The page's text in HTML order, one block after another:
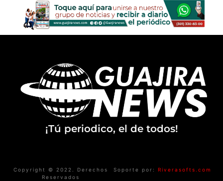
¡Tú periodico, el de todos!
Copyright © 2022. Derechos
Reservados
Soporte por: Riverasofts.com